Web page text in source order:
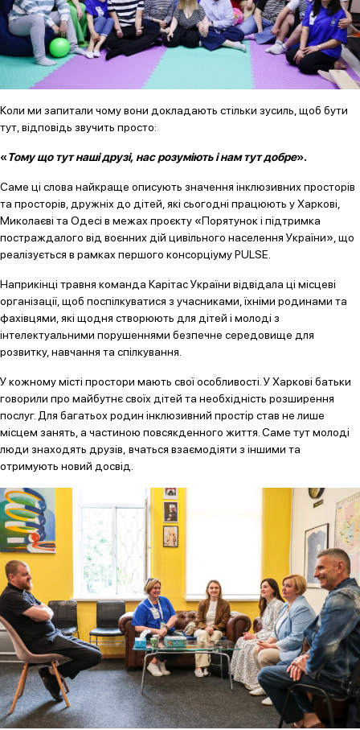
Коли ми запитали чому вони докладають стільки зусиль, щоб бути
тут, відповідь звучить просто:
«Тому що тут наші друзі, нас розуміють і нам тут добре».
Саме ці слова найкраще описують значення інклюзивних просторів
та просторів, дружніх до дітей, які сьогодні працюють у Харкові,
Миколаєві та Одесі в межах проєкту «Порятунок і підтримка
постраждалого від воєнних дій цивільного населення України», що
реалізується в рамках першого консорціуму PULSE.
Наприкінці травня команда Карітас України відвідала ці місцеві
організації, щоб поспілкуватися з учасниками, їхніми родинами та
фахівцями, які щодня створюють для дітей і молоді з
інтелектуальними порушеннями безпечне середовище для
розвитку, навчання та спілкування.
У кожному місті простори мають свої особливості. У Харкові батьки
говорили про майбутнє своїх дітей та необхідність розширення
послуг. Для багатьох родин інклюзивний простір став не лише
місцем занять, а частиною повсякденного життя. Саме тут молоді
люди знаходять друзів, вчаться взаємодіяти з іншими та
отримують новий досвід.